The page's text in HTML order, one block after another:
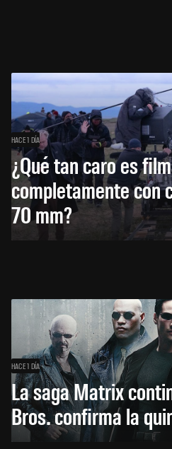
HACE 1 DÍA
¿Qué tan caro es
completamente con
70 mm?
HACE 1 DÍA
La saga Matrix
Bros. confirma la